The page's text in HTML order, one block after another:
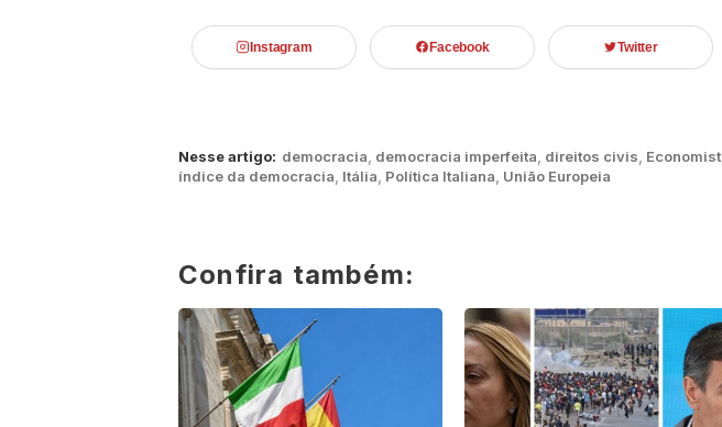
Instagram Facebook Twitter
Nesse artigo: democracia democracia imperfeita direitos civis Economist
índice da democracia Itália Política Italiana União Europeia
Confira também: